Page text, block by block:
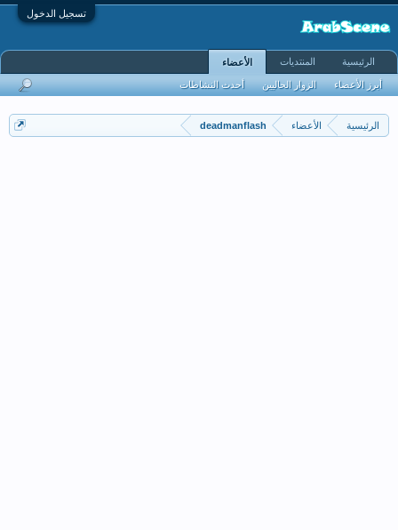
تسجيل الدخول
الرئيسية الأعضاء deadmanflash
الرئيسية المنتديات الأعضاء
أبرز الأعضاء الزوار الحاليين أحدث النشاطات